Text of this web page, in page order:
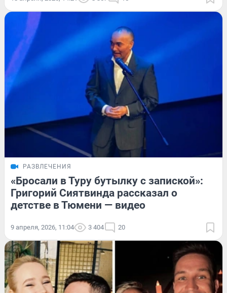
РАЗВЛЕЧЕНИЯ
«Бросали в Туру бутылку с запиской»:
Григорий Сиятвинда рассказал о
детстве в Тюмени — видео
9 апреля, 2026, 11:04 3 404 20